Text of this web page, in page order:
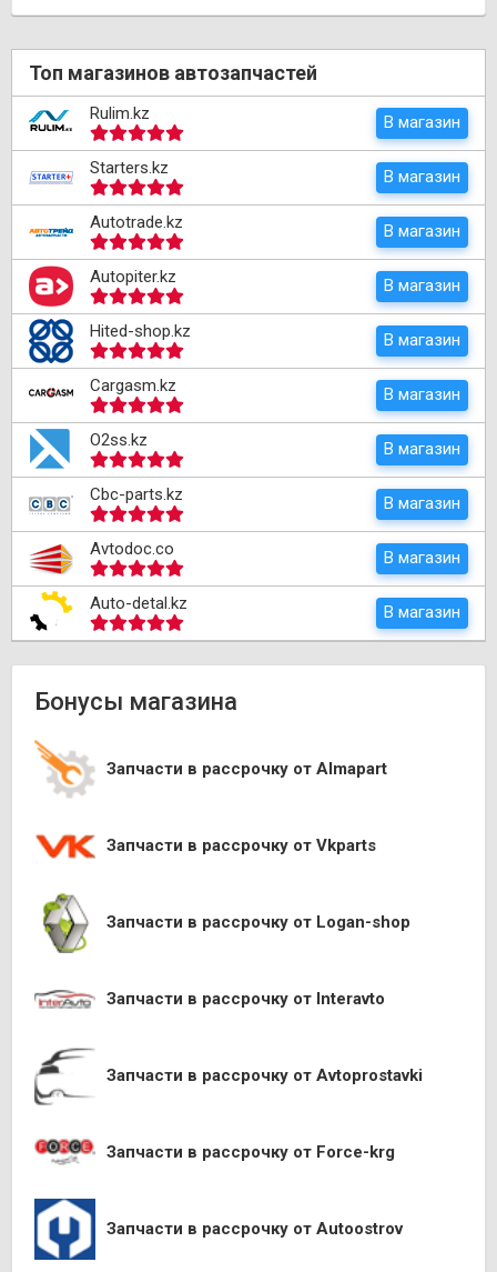
Топ магазинов автозапчастей
Rulim.kz В магазин
Starters.kz В магазин
Autotrade.kz В магазин
Autopiter.kz В магазин
Hited-shop.kz В магазин
Cargasm.kz В магазин
O2ss.kz В магазин
Cbc-parts.kz В магазин
Avtodoc.co В магазин
Auto-detal.kz В магазин
Бонусы магазина
Запчасти в рассрочку от Almapart
Запчасти в рассрочку от Vkparts
Запчасти в рассрочку от Logan-shop
Запчасти в рассрочку от Interavto
Запчасти в рассрочку от Avtoprostavki
Запчасти в рассрочку от Force-krg
Запчасти в рассрочку от Autoostrov